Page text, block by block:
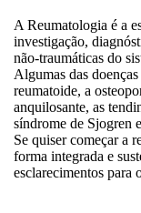
A Reumatologia é a
investigação,
não-traumáticas do
Algumas das
reumatoide, a
anquilosante, as
síndrome de Sjogren
Se quiser começar a
forma integrada e
esclarecimentos para